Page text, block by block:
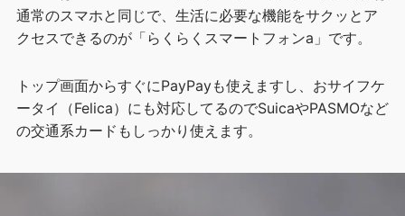
通常のスマホと同じで、生活に必要な機能をサクッとア
クセスできるのが「らくらくスマートフォンa」です。
トップ画面からすぐにPayPayも使えますし、おサイフケ
ータイ（Felica）にも対応してるのでSuicaやPASMOなど
の交通系カードもしっかり使えます。